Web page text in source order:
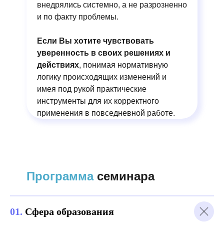
внедрялись системно, а не разрозненно
и по факту проблемы.
Если Вы хотите чувствовать
уверенность в своих решениях и
действиях, понимая нормативную
логику происходящих изменений и
имея под рукой практические
инструменты для их корректного
применения в повседневной работе.
Программасеминара
01. Сфера образования